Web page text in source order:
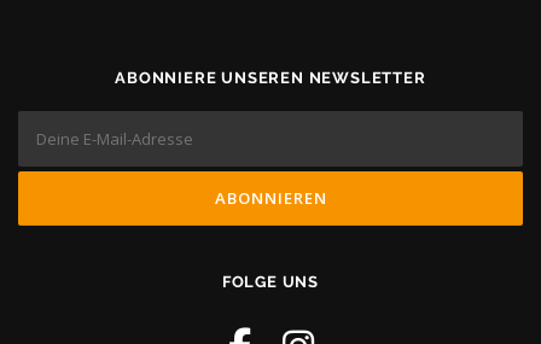
ABONNIERE UNSEREN NEWSLETTER
FOLGE UNS